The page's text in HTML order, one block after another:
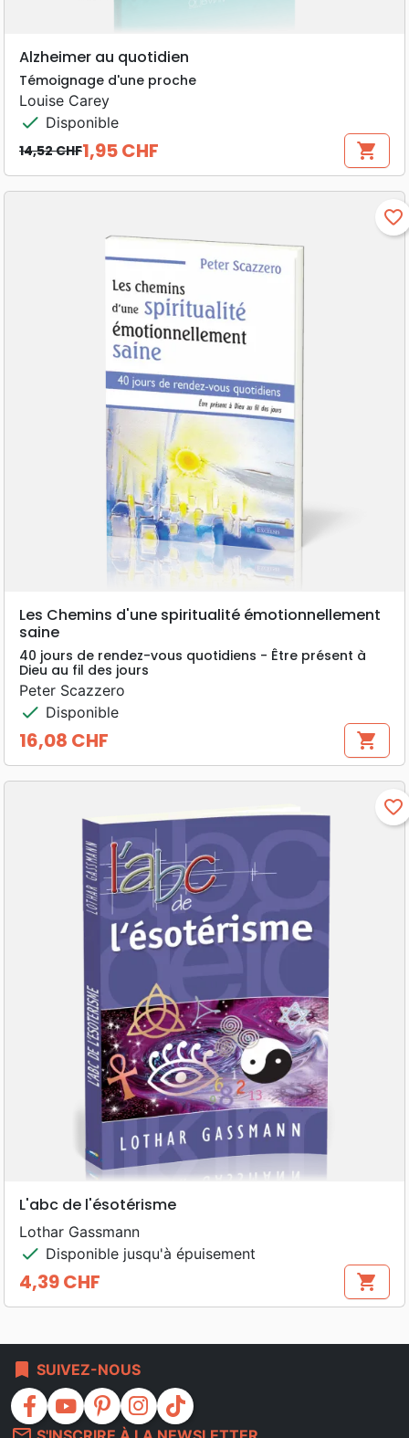
Alzheimer au quotidien
Témoignage d'une proche
Louise Carey
check Disponible
Prix de base
14,52 CHF
Prix 1,95 CHF shopping_cart
favorite_border
Les Chemins d'une spiritualité émotionnellement
saine
40 jours de rendez-vous quotidiens - Être présent à
Dieu au fil des jours
Peter Scazzero
check Disponible
Prix
16,08 CHF shopping_cart
favorite_border
L'abc de l'ésotérisme
Lothar Gassmann
check Disponible jusqu'à épuisement
Prix
4,39 CHF shopping_cart
bookmark SUIVEZ-NOUS
facebook youtube pinterest instagram
tiktok